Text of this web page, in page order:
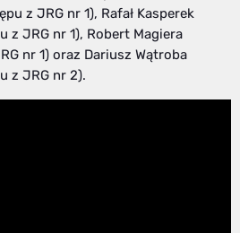
z JRG nr 1), Rafał Kasperek
z JRG nr 1), Robert Magiera
nr 1) oraz Dariusz Wątroba
z JRG nr 2).